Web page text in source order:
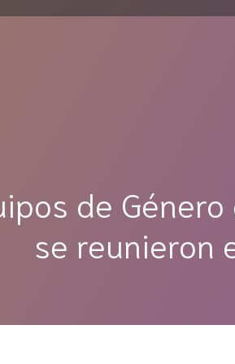
de
se reunieron